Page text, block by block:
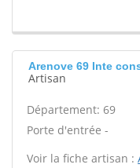
Arenove 69 Inte
Artisan
Département: 69
Porte d'entrée -
Voir la fiche artisan :